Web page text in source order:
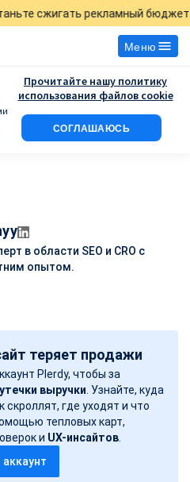
рекламный бюджет£Найдите,
Меню
в области SEO и CRO с
опытом.
теряет продажи
Plerdy, чтобы за
утечки выручки . Узнайте, куда
скроллят, где уходят и что
тепловых карт,
и UX-инсайтов
СОГЛАШАЮСЬ
Прочитайте нашу политику
использования файлов cookie